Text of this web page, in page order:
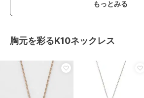
もっとみる
胸元を彩るK10ネックレス